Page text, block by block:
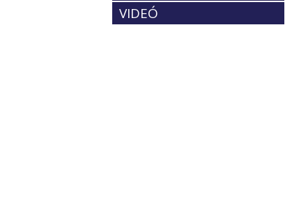
VIDEÓ